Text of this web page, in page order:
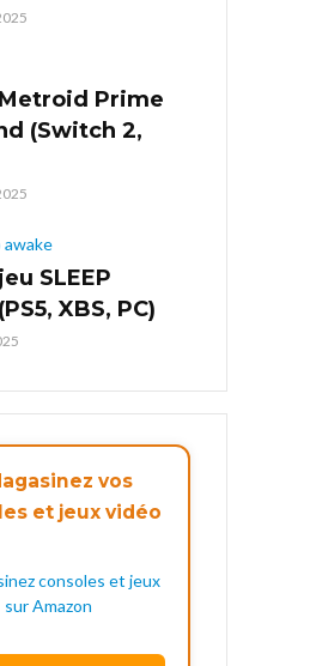
Prime
(Switch 2,
SLEEP
XBS, PC)
vos
et jeux vidéo